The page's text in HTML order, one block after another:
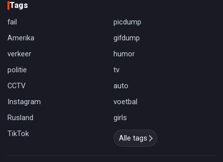
Tags
fail
picdump
Amerika
gifdump
verkeer
humor
politie
tv
CCTV
auto
Instagram
voetbal
Rusland
girls
TikTok
Alle tags